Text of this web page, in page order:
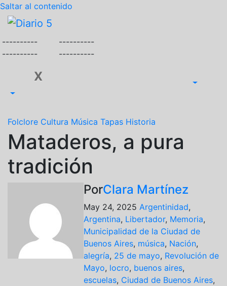
Saltar al contenido
----------
----------
----------
----------
X
Folclore Cultura Música Tapas Historia
Mataderos, a pura
tradición
PorClara Martínez
May 24, 2025 Argentinidad,
Argentina, Libertador, Memoria,
Municipalidad de la Ciudad de
Buenos Aires, música, Nación,
alegría, 25 de mayo, Revolución de
Mayo, locro, buenos aires,
escuelas, Ciudad de Buenos Aires,